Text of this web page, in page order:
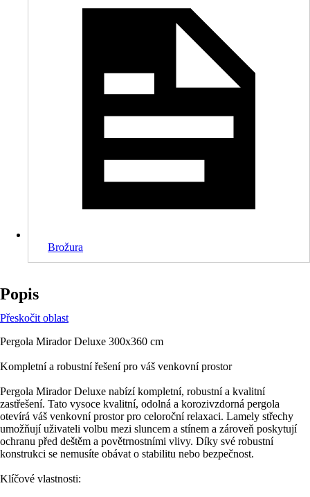
Brožura
Popis
Přeskočit oblast
Pergola Mirador Deluxe 300x360 cm
Kompletní a robustní řešení pro váš venkovní prostor
Pergola Mirador Deluxe nabízí kompletní, robustní a kvalitní
zastřešení. Tato vysoce kvalitní, odolná a korozivzdorná pergola
otevírá váš venkovní prostor pro celoroční relaxaci. Lamely střechy
umožňují uživateli volbu mezi sluncem a stínem a zároveň poskytují
ochranu před deštěm a povětrnostními vlivy. Díky své robustní
konstrukci se nemusíte obávat o stabilitu nebo bezpečnost.
Klíčové vlastnosti: